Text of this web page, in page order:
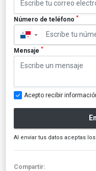
Número de teléfono *
▼
Mensaje *
Acepto recibir
Al enviar tus datos aceptas los
Compartir: